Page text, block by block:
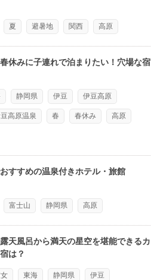
夏 避暑地 関西 高原
休みに子連れで泊まりたい！穴場な宿
静岡県 伊豆 伊豆高原
高原温泉 春 春休み 高原
すすめの温泉付きホテル・旅館
富士山 静岡県 高原
天風呂から満天の星空を堪能できるカ
は？
東海 静岡県 伊豆